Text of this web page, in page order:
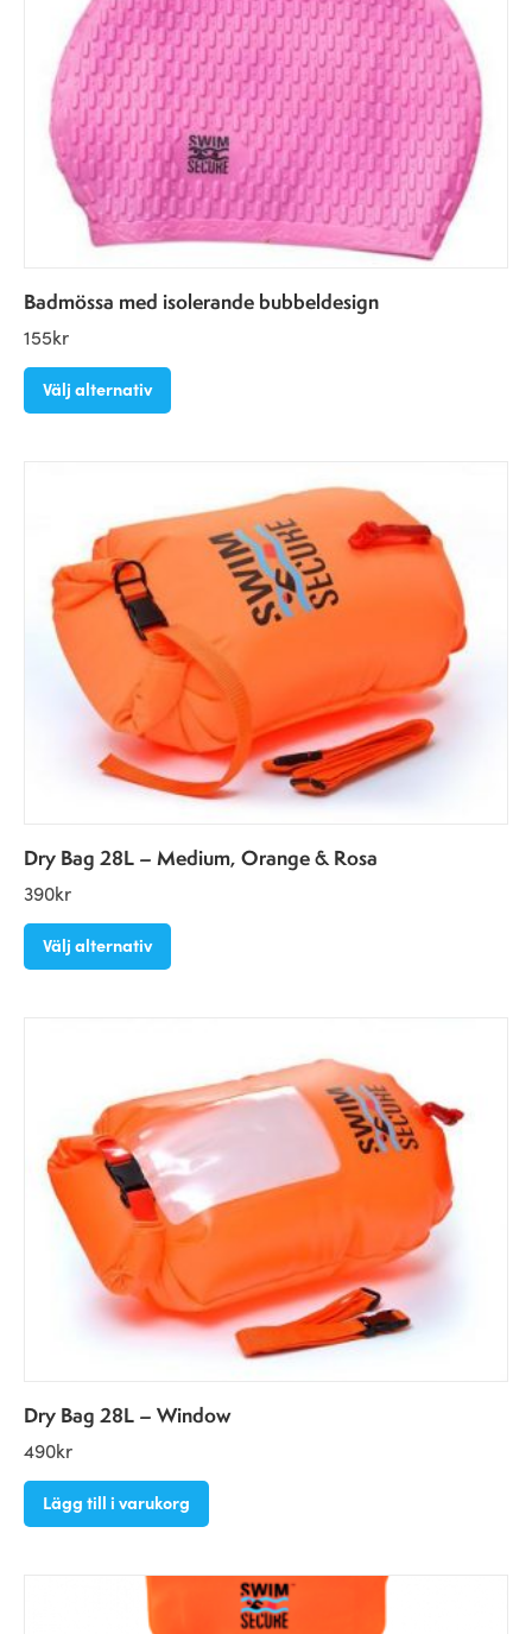
Badmössa med isolerande bubbeldesign
155kr
Välj alternativ
Dry Bag 28L – Medium, Orange & Rosa
390kr
Välj alternativ
Dry Bag 28L – Window
490kr
Lägg till i varukorg